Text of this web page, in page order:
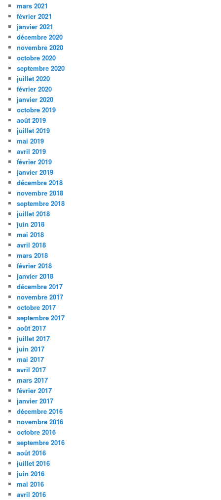
mars 2021
février 2021
janvier 2021
décembre 2020
novembre 2020
octobre 2020
septembre 2020
juillet 2020
février 2020
janvier 2020
octobre 2019
août 2019
juillet 2019
mai 2019
avril 2019
février 2019
janvier 2019
décembre 2018
novembre 2018
septembre 2018
juillet 2018
juin 2018
mai 2018
avril 2018
mars 2018
février 2018
janvier 2018
décembre 2017
novembre 2017
octobre 2017
septembre 2017
août 2017
juillet 2017
juin 2017
mai 2017
avril 2017
mars 2017
février 2017
janvier 2017
décembre 2016
novembre 2016
octobre 2016
septembre 2016
août 2016
juillet 2016
juin 2016
mai 2016
avril 2016